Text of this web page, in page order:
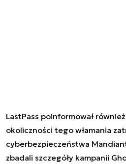
LastPass poinformował
okoliczności tego włamania
cyberbezpieczeństwa
zbadali szczegóły kampanii